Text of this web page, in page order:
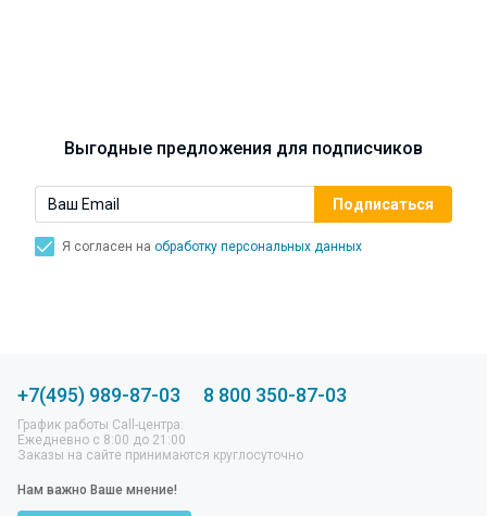
Выгодные предложения для подписчиков
Я согласен на обработку персональных данных
+7(495) 989-87-03 8 800 350-87-03
График работы Call-центра:
Ежедневно с 8:00 до 21:00
Заказы на сайте принимаются круглосуточно
Нам важно Ваше мнение!